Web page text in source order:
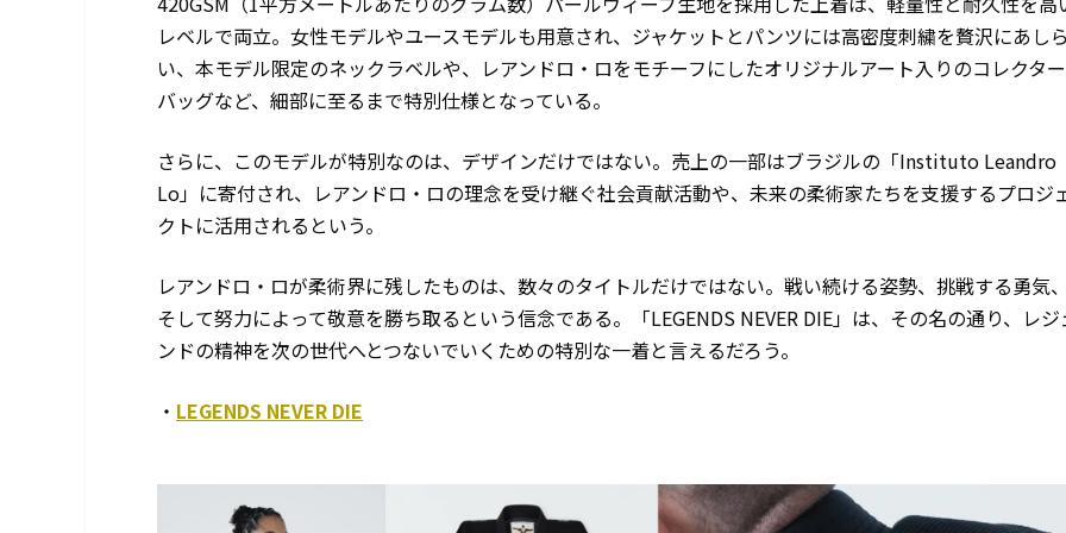
レベルで両立。女性モデルやユースモデルも用意され、ジャケットとパンツには高密度刺繍を贅沢にあしら
い、本モデル限定のネックラベルや、レアンドロ・ロをモチーフにしたオリジナルアート入りのコレクタ
バッグなど、細部に至るまで特別仕様となっている。
さらに、このモデルが特別なのは、デザインだけではない。売上の一部はブラジルの「Instituto Leandro
Lo」に寄付され、レアンドロ・ロの理念を受け継ぐ社会貢献活動や、未来の柔術家たちを支援するプロジ
クトに活用されるという。
レアンドロ・ロが柔術界に残したものは、数々のタイトルだけではない。戦い続ける姿勢、挑戦する勇気、
そして努力によって敬意を勝ち取るという信念である。「LEGENDS NEVER DIE」は、その名の通り、レジ
ンドの精神を次の世代へとつないでいくための特別な一着と言えるだろう。
・ LEGENDS NEVER DIE